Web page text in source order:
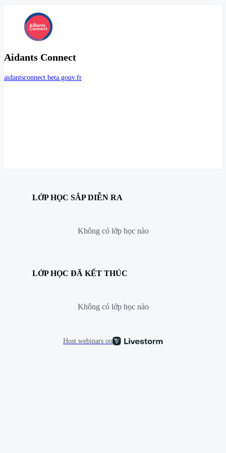
Aidants Connect
aidantsconnect.beta.gouv.fr
LỚP HỌC SẮP DIỄN RA
Không có lớp học nào
LỚP HỌC ĐÃ KẾT THÚC
Không có lớp học nào
Host webinars on